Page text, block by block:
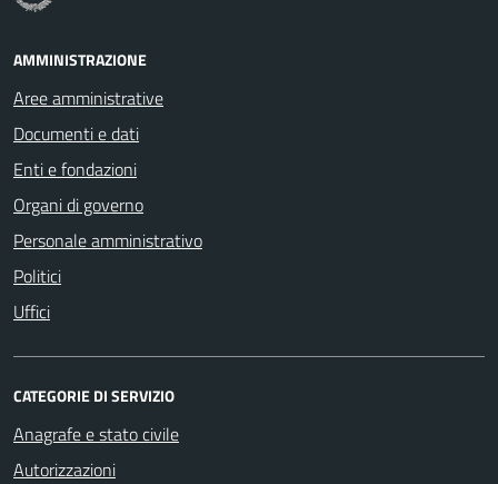
AMMINISTRAZIONE
Aree amministrative
Documenti e dati
Enti e fondazioni
Organi di governo
Personale amministrativo
Politici
Uffici
CATEGORIE DI SERVIZIO
Anagrafe e stato civile
Autorizzazioni